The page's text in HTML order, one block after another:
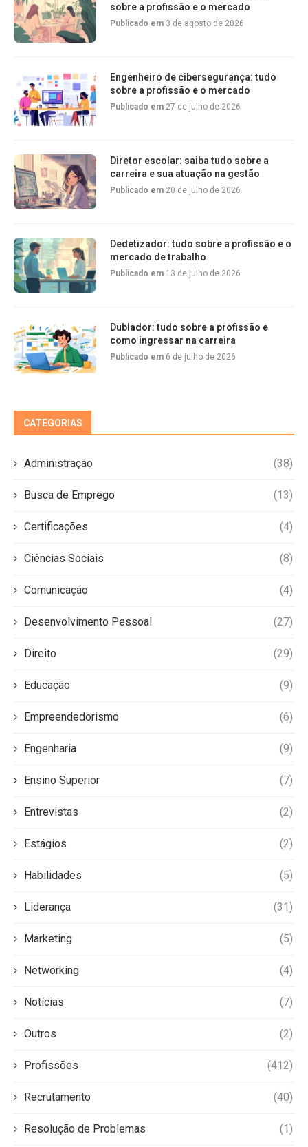
sobre a profissão e o mercado
Publicado em 3 de agosto de 2026
Engenheiro de cibersegurança: tudo
sobre a profissão e o mercado
Publicado em 27 de julho de 2026
Diretor escolar: saiba tudo sobre a
carreira e sua atuação na gestão
Publicado em 20 de julho de 2026
Dedetizador: tudo sobre a profissão e o
mercado de trabalho
Publicado em 13 de julho de 2026
Dublador: tudo sobre a profissão e
como ingressar na carreira
Publicado em 6 de julho de 2026
CATEGORIAS
Administração (38)
Busca de Emprego (13)
Certificações (4)
Ciências Sociais (8)
Comunicação (4)
Desenvolvimento Pessoal (27)
Direito (29)
Educação (9)
Empreendedorismo (6)
Engenharia (9)
Ensino Superior (7)
Entrevistas (2)
Estágios (2)
Habilidades (5)
Liderança (31)
Marketing (5)
Networking (4)
Notícias (7)
Outros (2)
Profissões (412)
Recrutamento (40)
Resolução de Problemas (1)